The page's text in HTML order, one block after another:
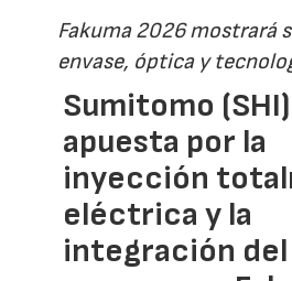
Fakuma 2026 mostrará
envase, óptica y
Sumitomo
apuesta por la
inyección
eléctrica y la
integración del